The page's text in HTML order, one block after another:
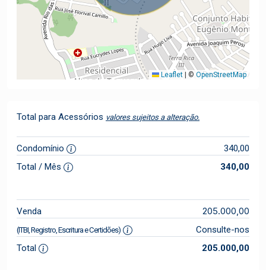
Leaflet | © OpenStreetMap
Total para Acessórios valores sujeitos a alteração.
Condomínio
340,00
Total / Mês
340,00
Venda 205.000,00
(ITBI, Registro, Escritura e Certidões)
Consulte-nos
Total
205.000,00